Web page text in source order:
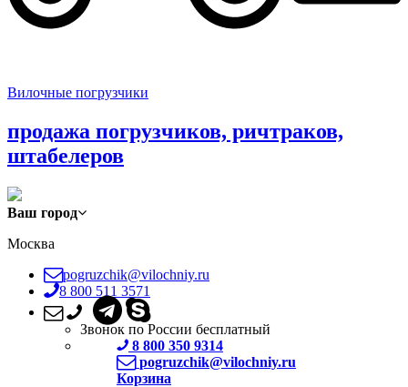
Вилочные погрузчики
продажа погрузчиков, ричтраков,
штабелеров
Ваш город
Москва
pogruzchik@vilochniy.ru
8 800 511 3571
Звонок по России бесплатный
8 800 350 9314
pogruzchik@vilochniy.ru
Корзина